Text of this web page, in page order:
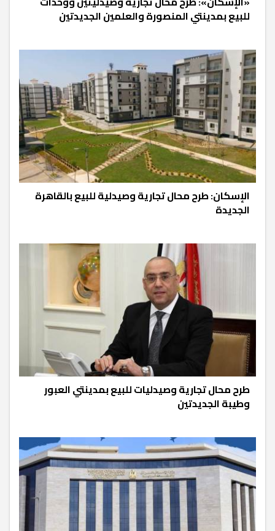
للبيع بمدينتي المنصورة والعلمين الجديدتين
الإسكان: طرح محال تجارية وصيدلية للبيع بالقاهرة
الجديدة
طرح محال تجارية وصيدليات للبيع بمدينتي العبور
وطيبة الجديدتين